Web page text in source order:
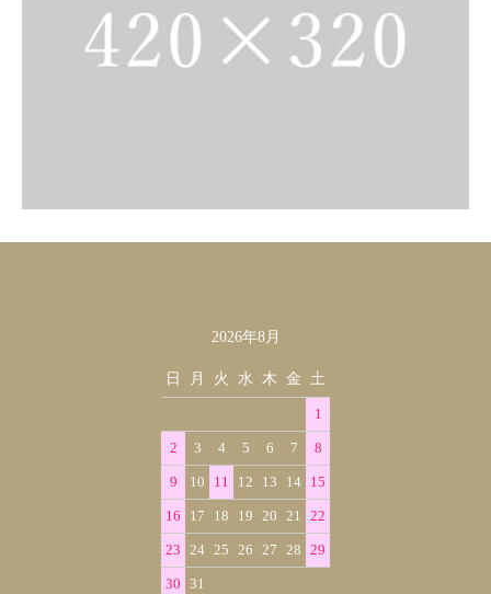
2026年8月
日 月 火 水 木 金 土
1
2 3 4 5 6 7 8
9 10 11 12 13 14 15
16 17 18 19 20 21 22
23 24 25 26 27 28 29
30 31